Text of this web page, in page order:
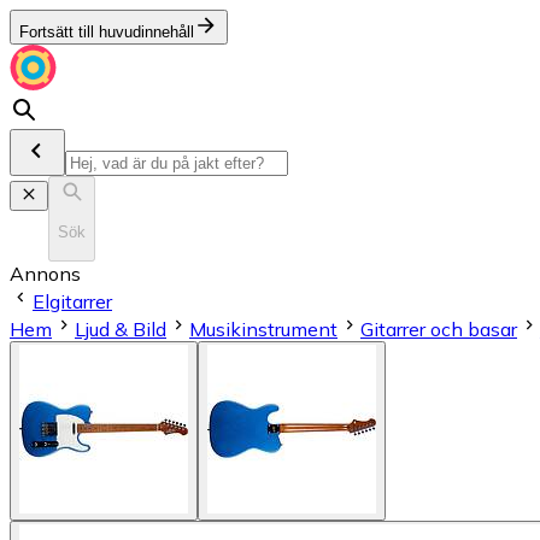
Fortsätt till huvudinnehåll
Sök
Annons
Elgitarrer
Hem
Ljud & Bild Musikinstrument Gitarrer och basar